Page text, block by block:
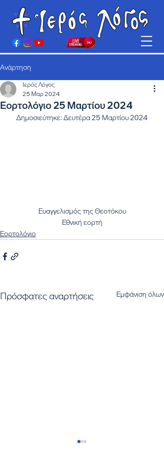
Ανάρτηση
Εορτολόγιο 25 Μαρτίου 2024
Ιερός Λόγος
25 Μαρ 2024
Δημοσιεύτηκε: Δευτέρα 25 Μαρτίου 2024
Ευαγγελισμός της Θεοτόκου
Εθνική εορτή
Εορτολόγιο
Πρόσφατες αναρτήσεις Εμφάνιση όλων